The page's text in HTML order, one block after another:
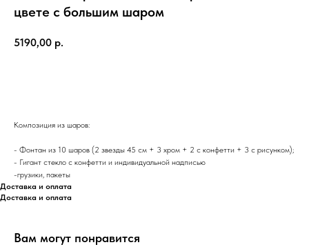
цвете с большим шаром
5190,00 р.
Композиция из шаров:
- Фонтан из 10 шаров (2 звезды 45 см + 3 хром + 2 с конфетти + 3 с рисунком);
- Гигант стекло с конфетти и индивидуальной надписью
-грузики, пакеты
Доставка и оплата
Доставка и оплата
Вам могут понравится